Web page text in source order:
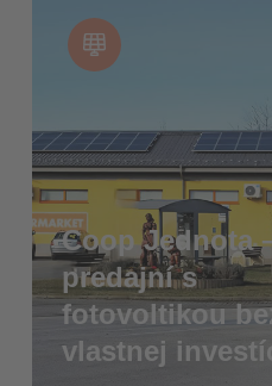
Coop Jednota
predajní s
fotovoltikou
vlastnej